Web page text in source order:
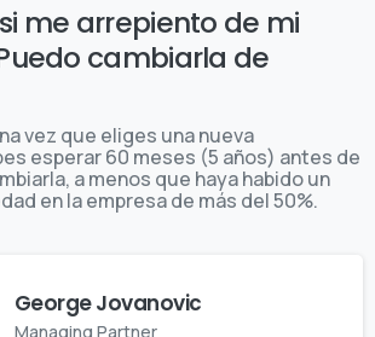
me arrepiento de mi
cambiarla de
vez que eliges una nueva
esperar 60 meses (5 años) antes de
a menos que haya habido un
en la empresa de más del 50%.
George Jovanovic
Managing Partner